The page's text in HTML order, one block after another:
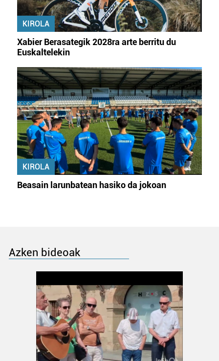
KIROLA
Xabier Berasategik 2028ra arte berritu du
Euskaltelekin
KIROLA
Beasain larunbatean hasiko da jokoan
Azken bideoak